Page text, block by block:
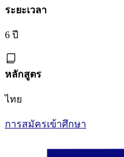
ระยะเวลา
6 ปี
หลักสูตร
ไทย
การสมัครเข้าศึกษา